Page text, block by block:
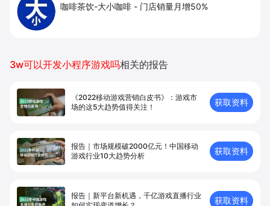
咖啡茶饮-大小咖啡 - 门店销量月增50%
3w可以开发小程序游戏吗相关的报告
《2022移动游戏营销白皮书》：游戏市
场的这5大趋势值得关注！
获取资料
报告｜市场规模破2000亿元！中国移动
游戏行业10大趋势分析
获取资料
报告｜新平台新机遇，千亿游戏直播行业
获取资料